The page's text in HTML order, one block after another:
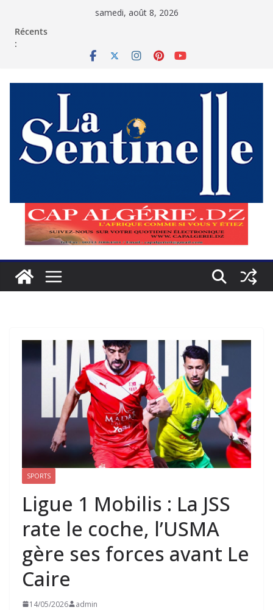
samedi, août 8, 2026
Récents
:
SPORTS
Ligue 1 Mobilis : La JSS
rate le coche, l’USMA
gère ses forces avant Le
Caire
14/05/2026 admin